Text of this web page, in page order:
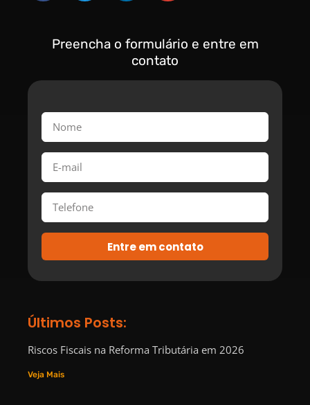
Preencha o formulário e entre em
contato
Entre em contato
Últimos Posts:
Riscos Fiscais na Reforma Tributária em 2026
Veja Mais